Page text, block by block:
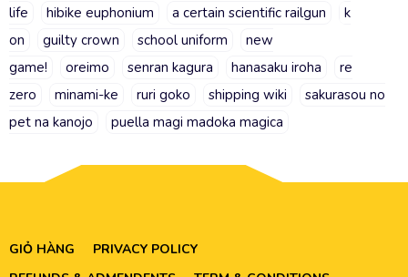
life
hibike euphonium a certain scientific railgun
k
on
guilty crown school uniform
new
game!
oreimo senran kagura hanasaku iroha
re
zero
minami-ke ruri goko shipping wiki
sakurasou no
pet na kanojo
puella magi madoka magica
GIỎ HÀNG
PRIVACY POLICY